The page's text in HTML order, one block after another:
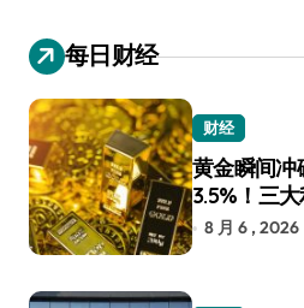
每日财经
财经
黄金瞬间
3.5%！三
8 月 6 , 2026